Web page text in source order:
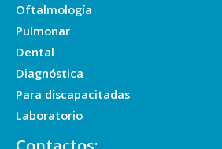
Oftalmología
Pulmonar
Dental
Diagnóstica
Para discapacitadas
Laboratorio